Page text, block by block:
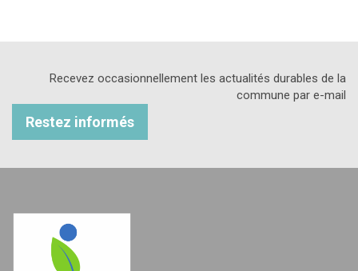
Recevez occasionnellement les actualités durables de la
commune par e-mail
Restez informés